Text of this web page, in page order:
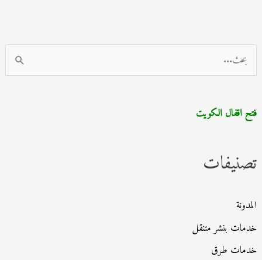
ل
ح
ع
:
فتح اقفال الكويت
تصنيفات
المدونة
خدمات بنشر متنقل
خدمات طرق